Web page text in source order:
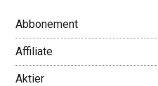
Abbonement
Affiliate
Aktier